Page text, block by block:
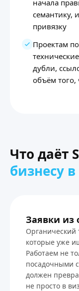
начала
семантику,
привязку
Проектам
дубли,
объём того,
Что даёт
бизнесу
Заявки из
Органический
которые уже
Работаем не
посадочными
должен
не просто в